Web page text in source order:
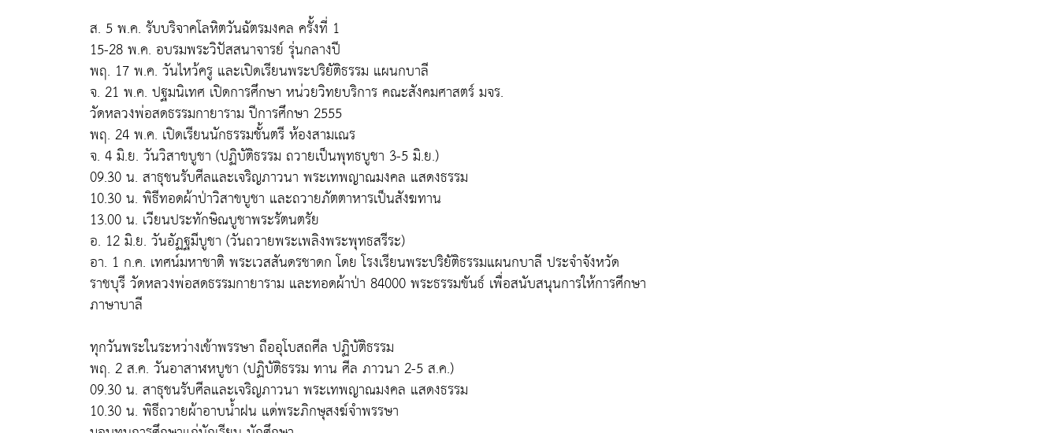
ส. 5 พ.ค. รับบริจาคโลหิตวันฉัตรมงคล ครั้งที่ 1
15-28 พ.ค. อบรมพระวิปัสสนาจารย์ รุ่นกลางปี
พฤ. 17 พ.ค. วันไหว้ครู และเปิดเรียนพระปริยัติธรรม แผนกบาลี
จ. 21 พ.ค. ปฐมนิเทศ เปิดการศึกษา หน่วยวิทยบริการ คณะสังคมศาสตร์ มจร.
วัดหลวงพ่อสดธรรมกายาราม ปีการศึกษา 2555
พฤ. 24 พ.ค. เปิดเรียนนักธรรมชั้นตรี ห้องสามเณร
จ. 4 มิ.ย. วันวิสาขบูชา (ปฏิบัติธรรม ถวายเป็นพุทธบูชา 3-5 มิ.ย.)
09.30 น. สาธุชนรับศีลและเจริญภาวนา พระเทพญาณมงคล แสดงธรรม
10.30 น. พิธีทอดผ้าป่าวิสาขบูชา และถวายภัตตาหารเป็นสังฆทาน
13.00 น. เวียนประทักษิณบูชาพระรัตนตรัย
อ. 12 มิ.ย. วันอัฏฐมีบูชา (วันถวายพระเพลิงพระพุทธสรีระ)
อา. 1 ก.ค. เทศน์มหาชาติ พระเวสสันดรชาดก โดย โรงเรียนพระปริยัติธรรมแผนกบาลี ประจำจังหวัด
ราชบุรี วัดหลวงพ่อสดธรรมกายาราม และทอดผ้าป่า 84000 พระธรรมขันธ์ เพื่อสนับสนุนการให้การศึกษา
ภาษาบาลี
ทุกวันพระในระหว่างเข้าพรรษา ถืออุโบสถศีล ปฏิบัติธรรม
พฤ. 2 ส.ค. วันอาสาฬหบูชา (ปฏิบัติธรรม ทาน ศีล ภาวนา 2-5 ส.ค.)
09.30 น. สาธุชนรับศีลและเจริญภาวนา พระเทพญาณมงคล แสดงธรรม
10.30 น. พิธีถวายผ้าอาบน้ำฝน แด่พระภิกษุสงฆ์จำพรรษา